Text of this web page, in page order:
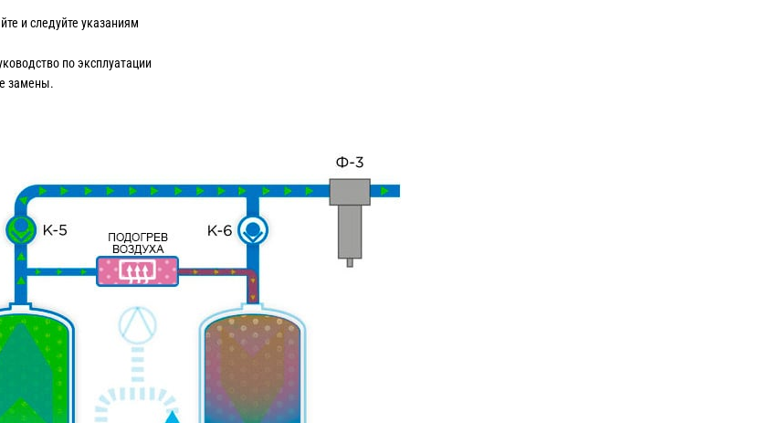
и следуйте указаниям
по эксплуатации
замены.